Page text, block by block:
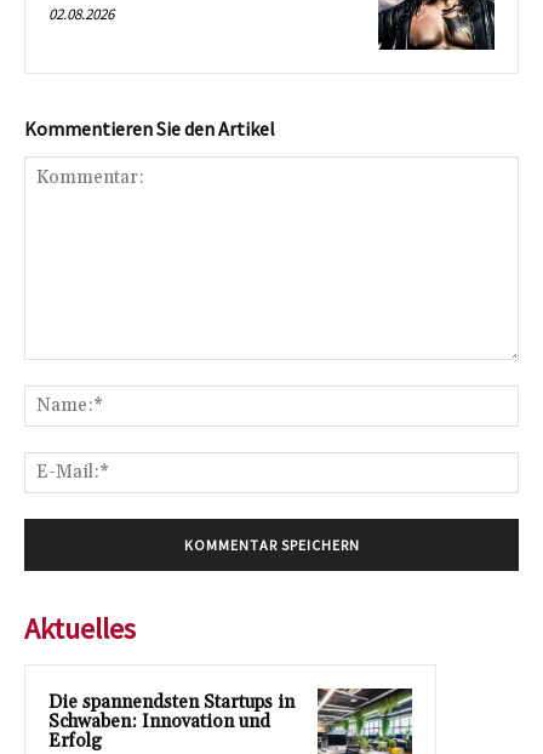
02.08.2026
Kommentieren Sie den Artikel
Aktuelles
Die spannendsten Startups in
Schwaben: Innovation und
Erfolg